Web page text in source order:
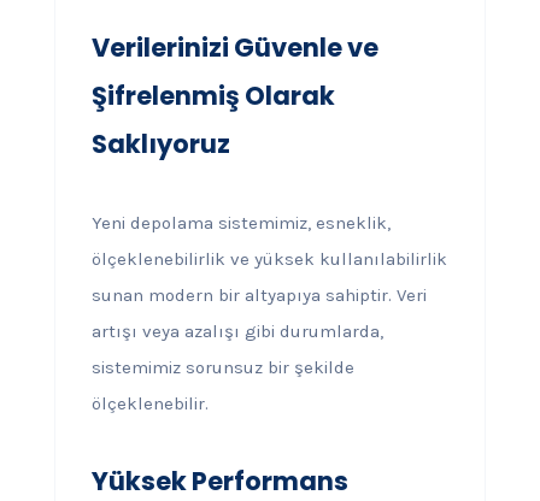
Verilerinizi Güvenle ve
Şifrelenmiş Olarak
Saklıyoruz
Yeni depolama sistemimiz, esneklik,
ölçeklenebilirlik ve yüksek kullanılabilirlik
sunan modern bir altyapıya sahiptir. Veri
artışı veya azalışı gibi durumlarda,
sistemimiz sorunsuz bir şekilde
ölçeklenebilir.
Yüksek Performans